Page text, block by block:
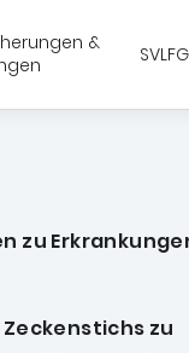
zu:Inhalt
zu:Suche
zu:Hauptmenü
(SVLFG)
&
zu
zu